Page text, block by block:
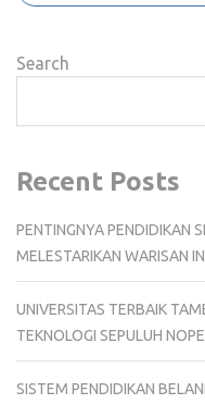
Search
Recent Posts
PENTINGNYA PENDIDIKAN
MELESTARIKAN WARISAN
UNIVERSITAS TERBAIK
TEKNOLOGI SEPULUH
SISTEM PENDIDIKAN